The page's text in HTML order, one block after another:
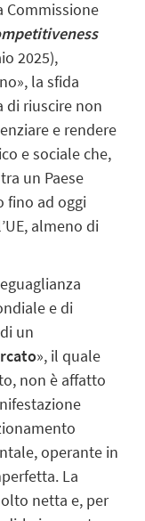
Commissione
2025),
la sfida
riuscire non
e rendere
e sociale che,
un Paese
fino ad oggi
almeno di
e di
un
», il quale
non è affatto
operante in
La
netta e, per